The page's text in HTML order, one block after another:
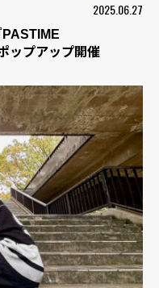
2025.06.27
PASTIME
ップアップ開催